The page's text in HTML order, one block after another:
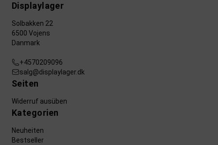
Displaylager
Solbakken 22
6500 Vojens
Danmark
+4570209096
salg@displaylager.dk
Seiten
Widerruf ausüben
Kategorien
Neuheiten
Bestseller